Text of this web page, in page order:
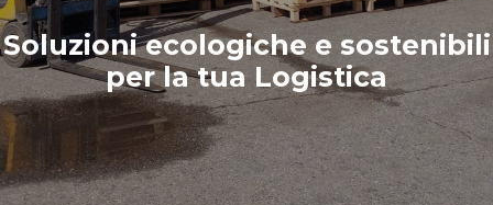
Soluzioni ecologiche e sostenibili
per la tua Logistica